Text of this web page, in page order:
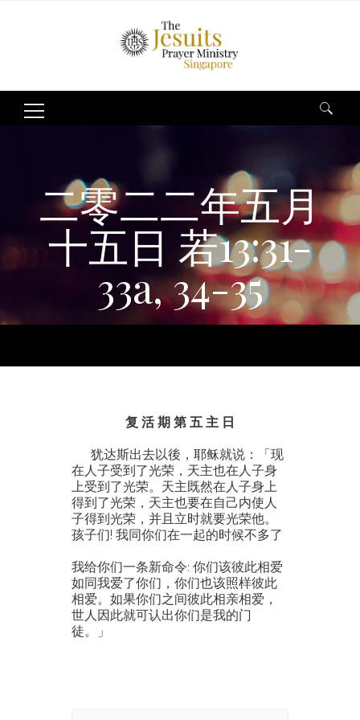
Search
二零二二年五月
十五日 若13:31-
33a, 34-35
复 活 期 第 五 主 日
犹达斯出去以後，耶稣就说：「现
在人子受到了光荣，天主也在人子身
上受到了光荣。天主既然在人子身上
得到了光荣，天主也要在自己内使人
子得到光荣，并且立时就要光荣他。
孩子们! 我同你们在一起的时候不多了
我给你们一条新命令: 你们该彼此相爱
如同我爱了你们，你们也该照样彼此
相爱。如果你们之间彼此相亲相爱，
世人因此就可认出你们是我的门
徒。」